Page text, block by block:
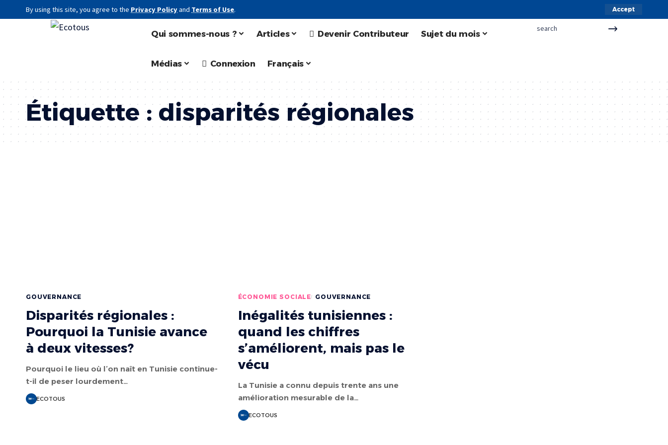
By using this site, you agree to the Privacy Policyand Terms of Use. Accept
Qui sommes-nous ? Articles Devenir Contributeur Sujet du mois
Médias Connexion Français
Étiquette : disparités régionales
GOUVERNANCE
Disparités régionales :
Pourquoi la Tunisie avance
à deux vitesses?
Pourquoi le lieu où l’on naît en Tunisie continue-
t-il de peser lourdement…
ECOTOUS
ÉCONOMIE SOCIALE GOUVERNANCE
Inégalités tunisiennes :
quand les chiffres
s’améliorent, mais pas le
vécu
La Tunisie a connu depuis trente ans une
amélioration mesurable de la…
ECOTOUS